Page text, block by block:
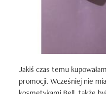
Jakiś czas temu
promocji. Wcześniej nie